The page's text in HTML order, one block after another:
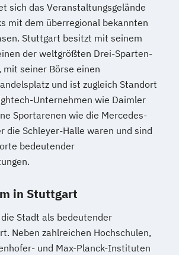
sich das Veranstaltungsgelände
mit dem überregional bekannten
Stuttgart besitzt mit seinem
der weltgrößten Drei-Sparten-
seiner Börse einen
und ist zugleich Standort
Unternehmen wie Daimler
Sportarenen wie die Mercedes-
die Schleyer-Halle waren und sind
bedeutender
in Stuttgart
Stadt als bedeutender
Neben zahlreichen Hochschulen,
und Max-Planck-Instituten